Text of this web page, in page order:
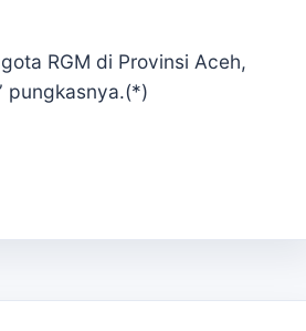
RGM di Provinsi Aceh,
pungkasnya.(*)